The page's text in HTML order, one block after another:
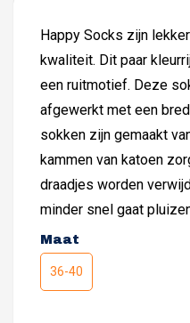
Happy Socks zijn
kwaliteit. Dit paar
een ruitmotief. Deze
afgewerkt met een
sokken zijn gemaakt
kammen van katoen
draadjes worden
minder snel gaat
Maat
36-40